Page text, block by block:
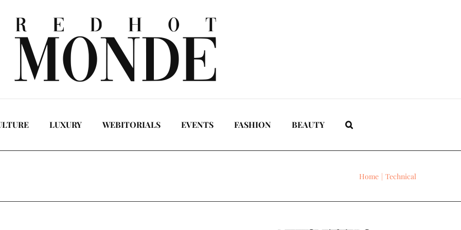
LUXURY WEBITORIALS EVENTS FASHION BEAUTY
Home Technical